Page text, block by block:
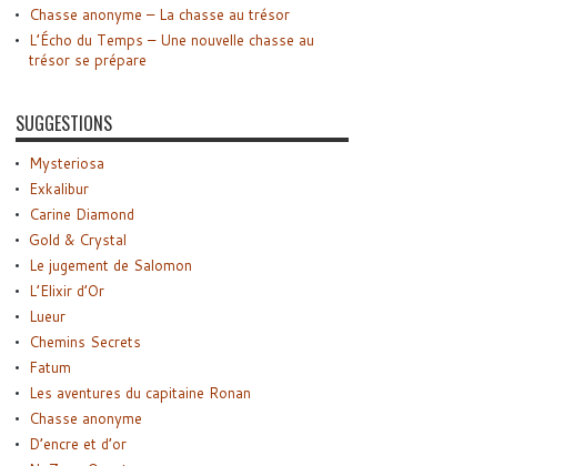
Chasse anonyme – La chasse au trésor
L’Écho du Temps – Une nouvelle chasse au
trésor se prépare
SUGGESTIONS
Mysteriosa
Exkalibur
Carine Diamond
Gold & Crystal
Le jugement de Salomon
L’Elixir d’Or
Lueur
Chemins Secrets
Fatum
Les aventures du capitaine Ronan
Chasse anonyme
D’encre et d’or